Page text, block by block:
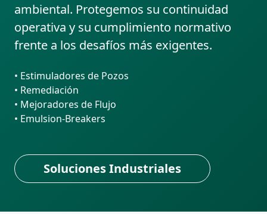
ambiental. Protegemos su continuidad
operativa y su cumplimiento normativo
frente a los desafíos más exigentes.
• Estimuladores de Pozos
• Remediación
• Mejoradores de Flujo
• Emulsion-Breakers
Soluciones Industriales